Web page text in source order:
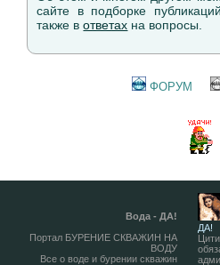
сайте в подборке
также вответах на вопросы.
ФОРУМ
Вода - ДА!
Портал БУРЕНИЕ СКВАЖИН НА
ВОДУ
Все о воде и бурении скважин
ДА!